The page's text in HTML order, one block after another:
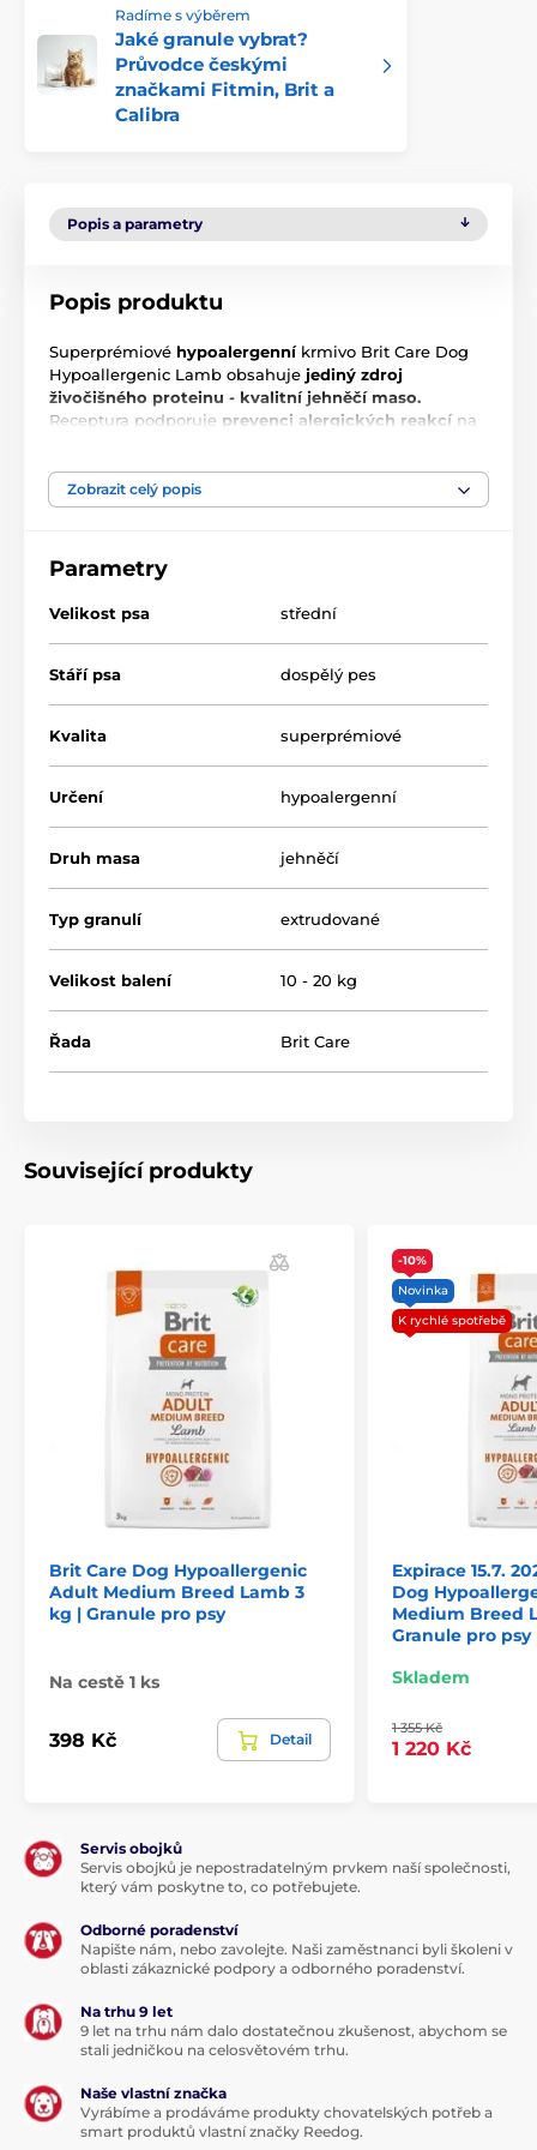
Radíme s výběrem
Jaké granule vybrat?
Průvodce českými
značkami Fitmin, Brit a
Calibra
Popis a parametry
Popis produktu
Superprémiové hypoalergenníkrmivo Brit Care Dog
Hypoallergenic Lamb obsahuje jediný zdroj
živočišného proteinu - kvalitní jehněčí maso.
Receptura podporuje prevenci alergických reakcí na
potravinovými intolerancemi. Určeno p
ro dospělé psy
středních plemen s hmotností mezi 10 a 25 kg.
Přednosti krmiva:
Omega-3 a omega-6 mastné kyseliny (lososový
srsti
Glukosamin a chondroitin:výživa pro klouby a
střevní mikroflóry
Bez pšenice, kukuřice a sóji:
šetrné složení pro
citlivé psy
Dehydrované jehněčí (40 %), rýže (35 %), sušená
jablečná dužina, kuřecí tuk, přírodní aroma, pivovarské
glukosamin (260 mg/kg), frukto-oligosacharidy (200
oligosacharidy (150 mg/kg), juka schidigera (150
mg/kg), semena ostropestřce mariánského (90
inaktivováno (15x109 buněk/kg).
Analytické složky:
Hrubý protein 26,0 %, hrubý tuk 16,0 %, vlhkost 10,0 %,
fosfor 1,0 %, sodík 0,4 %, omega-3 mastné kyseliny 0,5
%, omega-6 mastné kyseliny 1,9 %, EPA (20:5 n-3) 0,05
%, DHA (22:6 n-3) 0,1 %.
Nutriční složení:
Zobrazit celý popis
Parametry
Velikost psa střední
Stáří psa dospělý pes
Kvalita superprémiové
Určení hypoalergenní
Druh masa jehněčí
Typ granulí extrudované
Velikost balení 10 - 20 kg
Řada Brit Care
Související produkty
Brit Care Dog Hypoallergenic
Adult Medium Breed Lamb 3
kg | Granule pro psy
Na cestě 1 ks
398 Kč Detail
-10%
Novinka
K rychlé spotřebě
Expirace 15.7.
Dog
Medium Breed
Granule pro psy
Skladem
1 355 Kč
1 220 Kč
Servis obojků
Servis obojků je nepostradatelným prvkem naší společnosti,
který vám poskytne to, co potřebujete.
Odborné poradenství
Napište nám, nebo zavolejte. Naši zaměstnanci byli školeni v
oblasti zákaznické podpory a odborného poradenství.
Na trhu 9 let
9 let na trhu nám dalo dostatečnou zkušenost, abychom se
stali jedničkou na celosvětovém trhu.
Naše vlastní značka
Vyrábíme a prodáváme produkty chovatelských potřeb a
smart produktů vlastní značky Reedog.